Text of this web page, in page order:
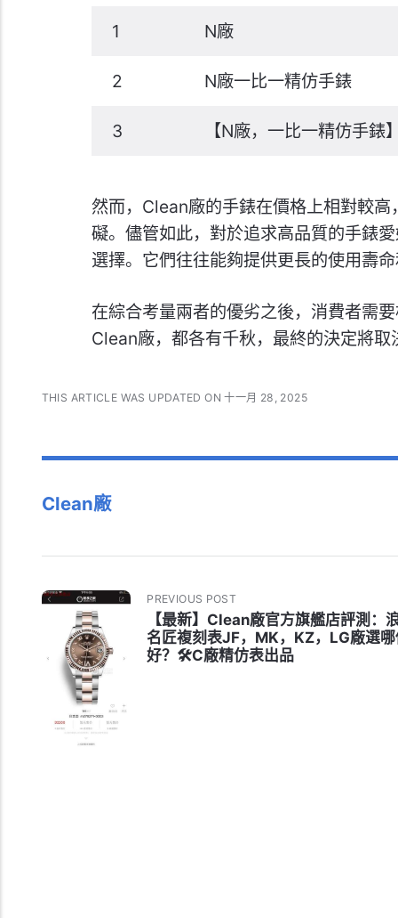
1 N廠
2 N廠一比一精仿手錶
3 【N廠，一比一精仿手
然而，Clean廠的手錶在價格上相對較
礙。儘管如此，對於追求高品質的手錶
選擇。它們往往能夠提供更長的使用壽命
在綜合考量兩者的優劣之後，消費者需
Clean廠，都各有千秋，最終的決定將取
THIS ARTICLE WAS UPDATED ON 十一月 28, 2025
Clean廠
PREVIOUS POST
【最新】Clean廠官方旗艦店評測：
名匠複刻表JF，MK，KZ，LG廠選哪
好？🛠C廠精仿表出品